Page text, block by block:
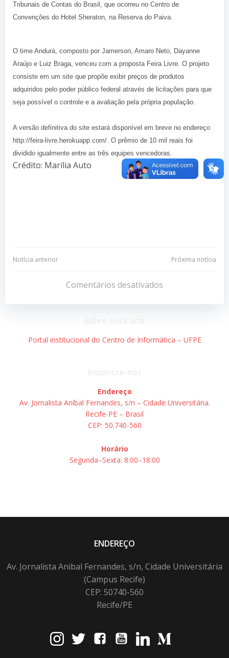
Tribunais de Contas do Brasil, que ocorreu no Centro de
Convenções do Hotel Sheraton, na Reserva do Paiva.
O time Andurá, composto por Jamerson, Amaro Neto, Dayanne
Araújo e Luiz Braga, venceu com a proposta Feira Livre. O projeto
consiste em um site que propõe exibir preços de produtos
adquiridos pelo poder público federal através de licitações para que
seja possível o controle e a avaliação pela própria população.
A versão definitiva do site estará disponível em breve no endereço
http://feira-livre.herokuapp.com/. O prêmio de 10 mil reais foi
dividido igualmente entre as três equipes vencedoras.
Crédito: Marília Auto
Navegação
Post
Notícia anterior
Navegação
de
Post
Próxima notícia
Comentários desativados
Portal institucional do Centro de Informática – UFPE
Endereço
Av. Jornalista Aníbal Fernandes, s/n – Cidade Universitária.
Recife-PE – Brasil
CEP: 50.740-560
Horário
Segunda–Sexta: 8:00–18:00
ENDEREÇO
Av. Jornalista Anibal Fernandes, s/n, Cidade Universitária
(Campus Recife)
CEP: 50740-560
Recife/PE